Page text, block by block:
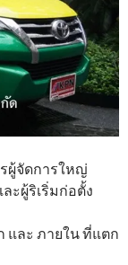
ผู้จัดการใหญ่
ะผู้ริเริ่มก่อตั้ง
ละ ภายใน ที่แตก